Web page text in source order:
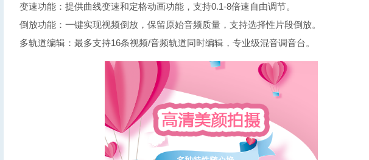
变速功能：提供曲线变速和定格动画功能，支持0.1-8倍速自由调节。
倒放功能：一键实现视频倒放，保留原始音频质量，支持选择性片段倒放。
多轨道编辑：最多支持16条视频/音频轨道同时编辑，专业级混音调音台。